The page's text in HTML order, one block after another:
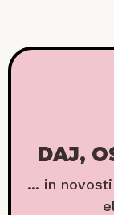
DAJ,
... in